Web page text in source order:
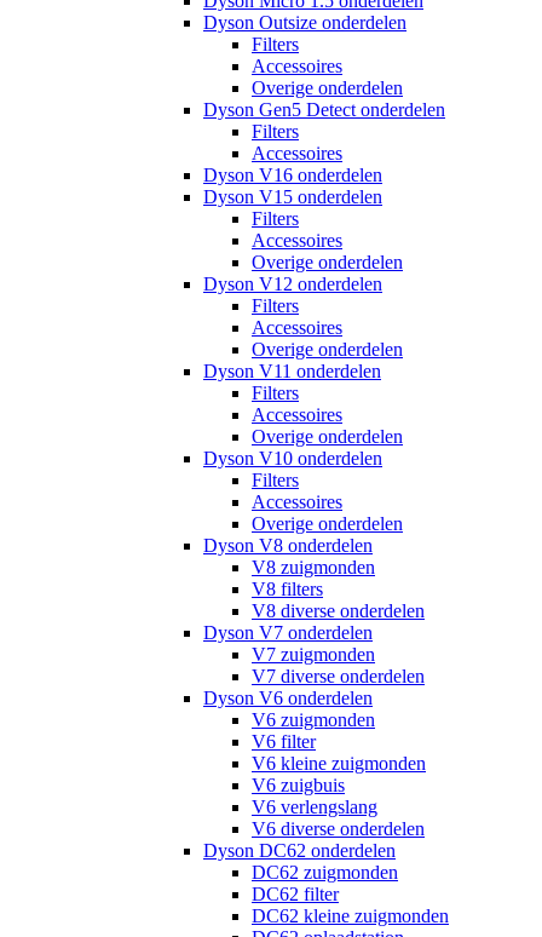
Dyson Outsize onderdelen
Filters
Accessoires
Overige onderdelen
Dyson Gen5 Detect onderdelen
Filters
Accessoires
Dyson V16 onderdelen
Dyson V15 onderdelen
Filters
Accessoires
Overige onderdelen
Dyson V12 onderdelen
Filters
Accessoires
Overige onderdelen
Dyson V11 onderdelen
Filters
Accessoires
Overige onderdelen
Dyson V10 onderdelen
Filters
Accessoires
Overige onderdelen
Dyson V8 onderdelen
V8 zuigmonden
V8 filters
V8 diverse onderdelen
Dyson V7 onderdelen
V7 zuigmonden
V7 diverse onderdelen
Dyson V6 onderdelen
V6 zuigmonden
V6 filter
V6 kleine zuigmonden
V6 zuigbuis
V6 verlengslang
V6 diverse onderdelen
Dyson DC62 onderdelen
DC62 zuigmonden
DC62 filter
DC62 kleine zuigmonden